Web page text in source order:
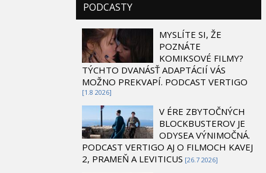
PODCASTY
MYSLÍTE SI, ŽE
POZNÁTE
KOMIKSOVÉ FILMY?
TÝCHTO DVANÁSŤ ADAPTÁCIÍ VÁS
MOŽNO PREKVAPÍ. PODCAST VERTIGO
[1.8 2026]
V ÉRE ZBYTOČNÝCH
BLOCKBUSTEROV JE
ODYSEA VÝNIMOČNÁ.
PODCAST VERTIGO AJ O FILMOCH KAVEJ
2, PRAMEŇ A LEVITICUS [26.7 2026]